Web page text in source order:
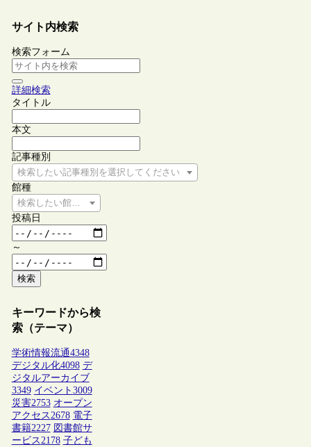
サイト内検索
検索フォーム
詳細検索
タイトル
本文
記事種別
検索したい記事種別を選択してください
館種
検索したい館種を選択してください
投稿日
～
検索
キーワードから検
索（テーマ）
学術情報流通4348
デジタル化4098 デ
ジタルアーカイブ
3349 イベント 3009
災害2753 オープン
アクセス2678 電子
書籍2227 図書館サ
ービス2178 子ども